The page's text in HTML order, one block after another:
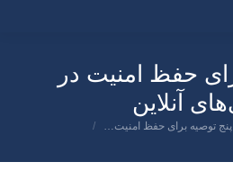
حفظ امنيت در
آنلاين
پنج توصيه براى حفظ امنيت…